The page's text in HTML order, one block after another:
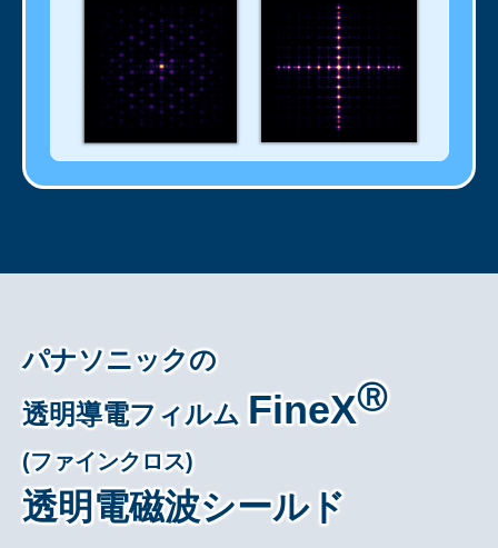
パナソニックの
透明導電フィルム FineXⓇ
(ファインクロス)
透明電磁波シールド